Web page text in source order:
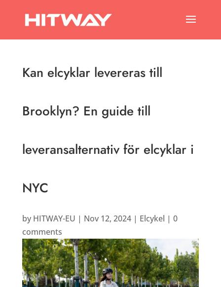
Kan elcyklar levereras till
Brooklyn? En guide till
leveransalternativ för elcyklar i
NYC
by HITWAY-EU | Nov 12, 2024| Elcykel | 0
comments